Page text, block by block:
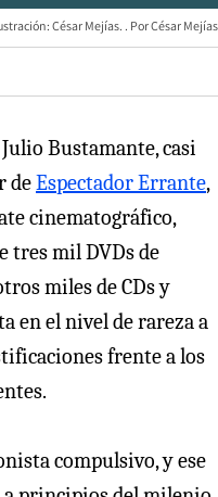
César Mejías. César Mejías
Bustamante, casi
deEspectador Errante,
cinematográfico,
tres mil DVDs de
miles de CDs y
en el nivel de rareza a
frente a los
compulsivo, y ese